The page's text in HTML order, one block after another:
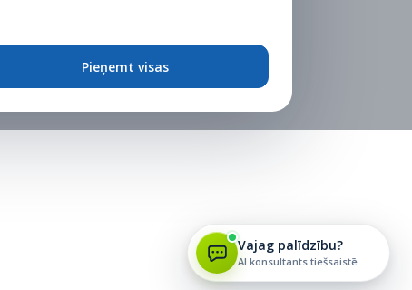
Vajag palīdzību?
AI konsultants tiešsaistē
Pieņemt visas